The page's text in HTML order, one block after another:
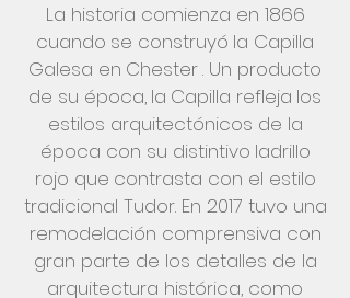
La historia comienza en 1866
cuando se construyó la Capilla
Galesa en Chester. Un producto
de su época, la Capilla refleja los
estilos arquitectónicos de la
época con su distintivo ladrillo
rojo que contrasta con el estilo
tradicional Tudor. En 2017 tuvo una
remodelación comprensiva con
gran parte de los detalles de la
arquitectura histórica, como